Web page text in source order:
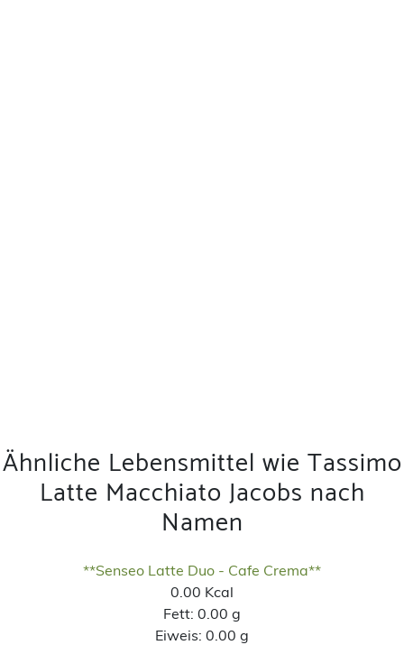
Ähnliche Lebensmittel wie Tassimo
Latte Macchiato Jacobs nach
Namen
**Senseo Latte Duo - Cafe Crema**
0.00 Kcal
Fett: 0.00 g
Eiweis: 0.00 g